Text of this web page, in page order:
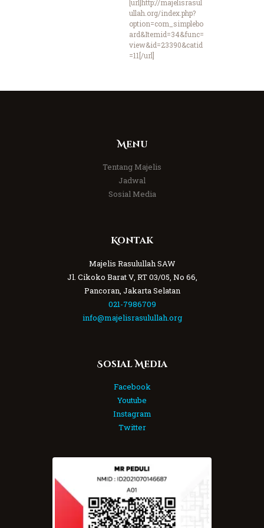
[url]http://majelisrasul
ullah.org/index.php?
option=com_simplebo
ard&Itemid=34&func=
view&id=23390&catid
=11[/url]
Menu
Tentang Majelis
Jadwal
Sosial Media
Kontak
Majelis Rasulullah SAW
Jl. Cikoko Barat V, RT 03/05, No 66,
Pancoran, Jakarta Selatan
021-7986709
info@majelisrasulullah.org
Sosial Media
Facebook
Youtube
Instagram
Twitter